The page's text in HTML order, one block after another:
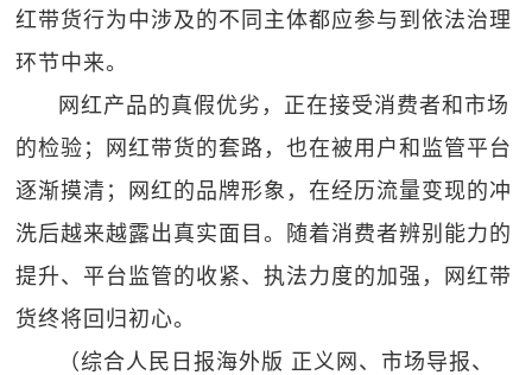
红带货行为中涉及的不同主体都应参与到依法治理
环节中来。
网红产品的真假优劣，正在接受消费者和市场
的检验；网红带货的套路，也在被用户和监管平台
逐渐摸清；网红的品牌形象，在经历流量变现的冲
洗后越来越露出真实面目。随着消费者辨别能力的
提升、平台监管的收紧、执法力度的加强，网红带
货终将回归初心。
（综合人民日报海外版 正义网、市场导报、